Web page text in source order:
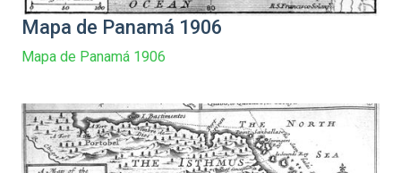
Mapa de Panamá 1906
Mapa de Panamá 1906